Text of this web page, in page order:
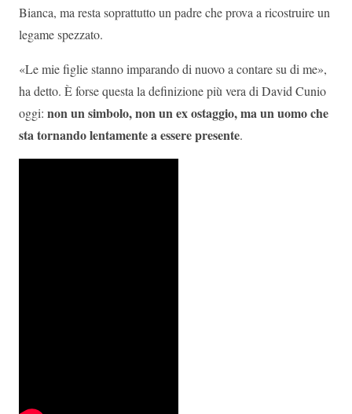
Bianca, ma resta soprattutto un padre che prova a ricostruire un
legame spezzato.
«Le mie figlie stanno imparando di nuovo a contare su di me»,
ha detto. È forse questa la definizione più vera di David Cunio
oggi: non un simbolo, non un ex ostaggio, ma un uomo che
sta tornando lentamente a essere presente.